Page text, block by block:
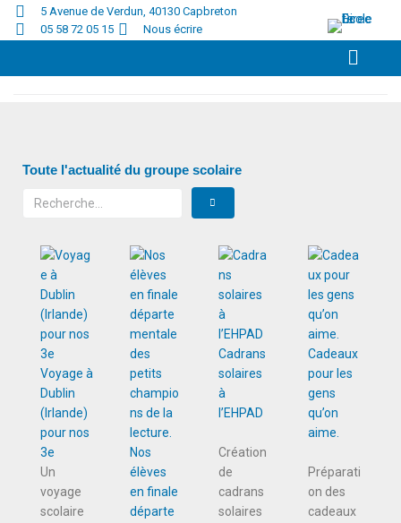
5 Avenue de Verdun, 40130 Capbreton
05 58 72 05 15
Nous écrire
Toute l'actualité du groupe scolaire
Voyage à
Dublin
(Irlande)
pour nos
3e
Un
voyage
scolaire
Nos
élèves
en finale
départe
Cadrans
solaires
à
l’EHPAD
Création
de
cadrans
solaires
Cadeaux
pour les
gens
qu’on
aime.
Préparati
on des
cadeaux